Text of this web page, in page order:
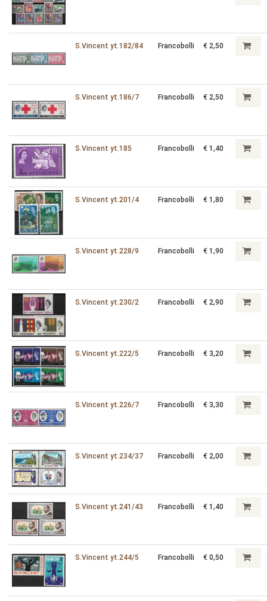
S.Vincent yt.182/84 Francobolli € 2,50
S.Vincent yt.186/7 Francobolli € 2,50
S.Vincent yt.185 Francobolli € 1,40
S.Vincent yt.201/4 Francobolli € 1,80
S.Vincent yt.228/9 Francobolli € 1,90
S.Vincent yt.230/2 Francobolli € 2,90
S.Vincent yt.222/5 Francobolli € 3,20
S.Vincent yt.226/7 Francobolli € 3,30
S.Vincent yt.234/37 Francobolli € 2,00
S.Vincent yt.241/43 Francobolli € 1,40
S.Vincent yt.244/5 Francobolli € 0,50